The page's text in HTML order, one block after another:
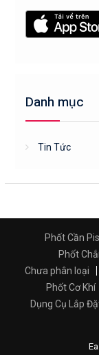
Danh mục
Tin Tức
Phốt Cần
Phốt
Chưa phân loại
Phốt Cơ Khí
Dụng Cụ Lắp